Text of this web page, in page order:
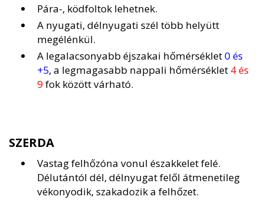
Pára-, ködfoltok lehetnek.
A nyugati, délnyugati szél több helyütt
megélénkül.
A legalacsonyabb éjszakai hőmérséklet0 és
+5, a legmagasabb nappali hőmérséklet 4 és
9fok között várható.
SZERDA
Vastag felhőzóna vonul északkelet felé.
Délutántól dél, délnyugat felől átmenetileg
vékonyodik, szakadozik a felhőzet.